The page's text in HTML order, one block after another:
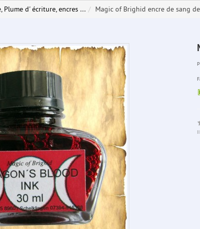
Plume d' écriture, encres ... Magic of Brighid encre de sang